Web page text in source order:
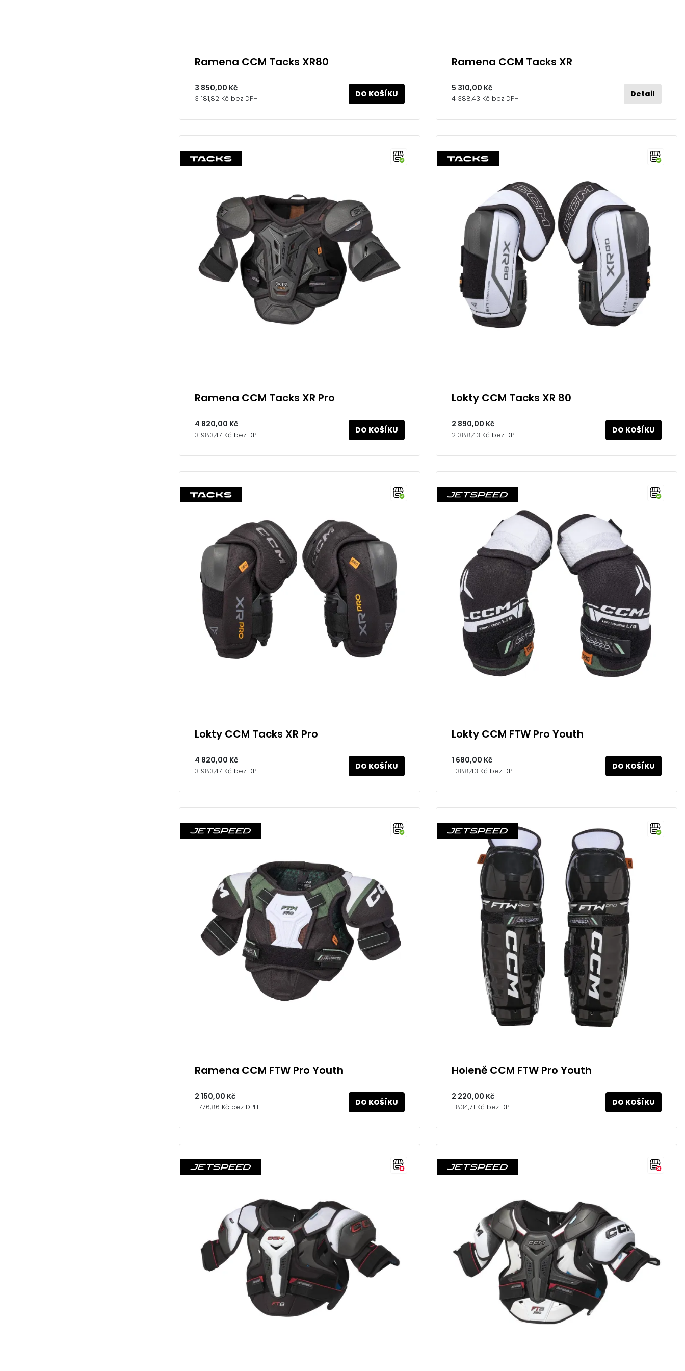
Ramena CCM Tacks XR80
3 850,00 Kč
3 181,82 Kč bez DPH DO KOŠÍKU
Ramena CCM Tacks XR
5 310,00 Kč
4 388,43 Kč bez DPH Detail
Ramena CCM Tacks XR Pro
4 820,00 Kč
3 983,47 Kč bez DPH DO KOŠÍKU
Lokty CCM Tacks XR 80
2 890,00 Kč
2 388,43 Kč bez DPH DO KOŠÍKU
Lokty CCM Tacks XR Pro
4 820,00 Kč
3 983,47 Kč bez DPH DO KOŠÍKU
Lokty CCM FTW Pro Youth
1 680,00 Kč
1 388,43 Kč bez DPH DO KOŠÍKU
Ramena CCM FTW Pro Youth
2 150,00 Kč
1 776,86 Kč bez DPH DO KOŠÍKU
Holeně CCM FTW Pro Youth
2 220,00 Kč
1 834,71 Kč bez DPH DO KOŠÍKU